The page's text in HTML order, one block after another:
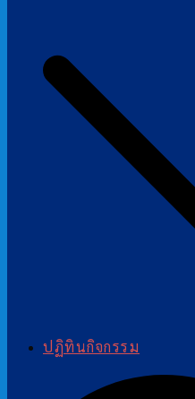
ปฏิทินกิจกรรม